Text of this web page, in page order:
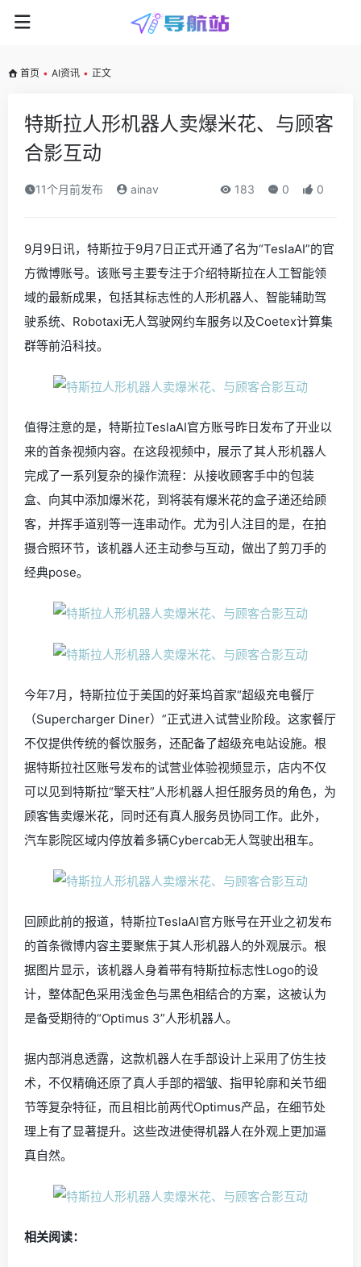
首页 • AI资讯 • 正文
特斯拉人形机器人卖爆米花、与顾客
合影互动
11个月前发布 ainav 183 0 0
9月9日讯，特斯拉于9月7日正式开通了名为“TeslaAI”的官
方微博账号。该账号主要专注于介绍特斯拉在人工智能领
域的最新成果，包括其标志性的人形机器人、智能辅助驾
驶系统、Robotaxi无人驾驶网约车服务以及Coetex计算集
群等前沿科技。
值得注意的是，特斯拉TeslaAI官方账号昨日发布了开业以
来的首条视频内容。在这段视频中，展示了其人形机器人
完成了一系列复杂的操作流程：从接收顾客手中的包装
盒、向其中添加爆米花，到将装有爆米花的盒子递还给顾
客，并挥手道别等一连串动作。尤为引人注目的是，在拍
摄合照环节，该机器人还主动参与互动，做出了剪刀手的
经典pose。
今年7月，特斯拉位于美国的好莱坞首家“超级充电餐厅
（Supercharger Diner）”正式进入试营业阶段。这家餐厅
不仅提供传统的餐饮服务，还配备了超级充电站设施。根
据特斯拉社区账号发布的试营业体验视频显示，店内不仅
可以见到特斯拉“擎天柱”人形机器人担任服务员的角色，为
顾客售卖爆米花，同时还有真人服务员协同工作。此外，
汽车影院区域内停放着多辆Cybercab无人驾驶出租车。
回顾此前的报道，特斯拉TeslaAI官方账号在开业之初发布
的首条微博内容主要聚焦于其人形机器人的外观展示。根
据图片显示，该机器人身着带有特斯拉标志性Logo的设
计，整体配色采用浅金色与黑色相结合的方案，这被认为
是备受期待的“Optimus 3”人形机器人。
据内部消息透露，这款机器人在手部设计上采用了仿生技
术，不仅精确还原了真人手部的褶皱、指甲轮廓和关节细
节等复杂特征，而且相比前两代Optimus产品，在细节处
理上有了显著提升。这些改进使得机器人在外观上更加逼
真自然。
相关阅读：